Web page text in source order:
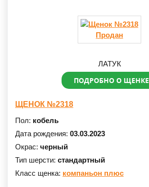
Продан
ЛАТУК
ПОДРОБНО О ЩЕНКЕ
ЩЕНОК №2318
Пол: кобель
Дата рождения: 03.03.2023
Окрас: черный
Тип шерсти: стандартный
Класс щенка: компаньон плюс